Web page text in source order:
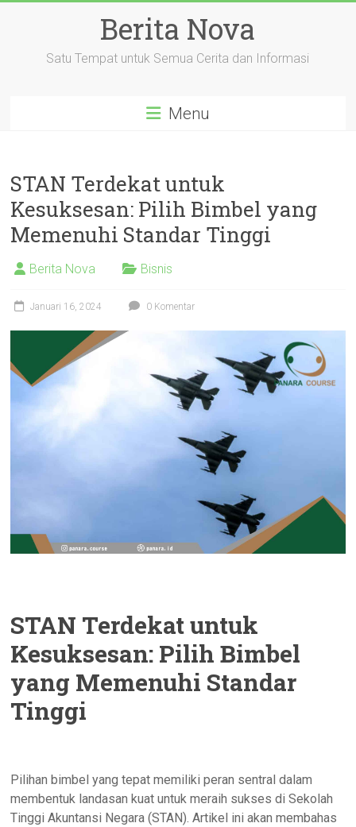
Berita Nova
Satu Tempat untuk Semua Cerita dan Informasi
Menu
STAN Terdekat untuk
Kesuksesan: Pilih Bimbel yang
Memenuhi Standar Tinggi
Berita Nova Bisnis
Januari 16, 2024 0 Komentar
STAN Terdekat untuk
Kesuksesan: Pilih Bimbel
yang Memenuhi Standar
Tinggi
Pilihan bimbel yang tepat memiliki peran sentral dalam
membentuk landasan kuat untuk meraih sukses di Sekolah
Tinggi Akuntansi Negara (STAN). Artikel ini akan membahas